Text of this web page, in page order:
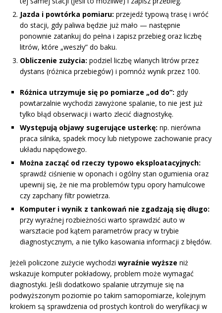
Jazda i powtórka pomiaru: przejedź typową trasę i wróć
do stacji, gdy paliwa będzie już mało — następnie
ponownie zatankuj do pełna i zapisz przebieg oraz liczbę
litrów, które „weszły” do baku.
Obliczenie zużycia: podziel liczbę wlanych litrów przez
dystans (różnica przebiegów) i pomnóż wynik przez 100.
Różnica utrzymuje się po pomiarze „od do”: gdy
powtarzalnie wychodzi zawyżone spalanie, to nie jest już
tylko błąd obserwacji i warto zlecić diagnostykę.
Występują objawy sugerujące usterkę: np. nierówna
praca silnika, spadek mocy lub nietypowe zachowanie pracy
układu napędowego.
Można zacząć od rzeczy typowo eksploatacyjnych:
sprawdź ciśnienie w oponach i ogólny stan ogumienia oraz
upewnij się, że nie ma problemów typu opory hamulcowe
czy zapchany filtr powietrza.
Komputer i wynik z tankowań nie zgadzają się długo:
przy wyraźnej rozbieżności warto sprawdzić auto w
warsztacie pod kątem parametrów pracy w trybie
diagnostycznym, a nie tylko kasowania informacji z błędów.
Jeżeli policzone zużycie wychodzi wyraźnie wyższe niż
wskazuje komputer pokładowy, problem może wymagać
diagnostyki. Jeśli dodatkowo spalanie utrzymuje się na
podwyższonym poziomie po takim samopomiarze, kolejnym
krokiem są sprawdzenia od prostych kontroli do weryfikacji w